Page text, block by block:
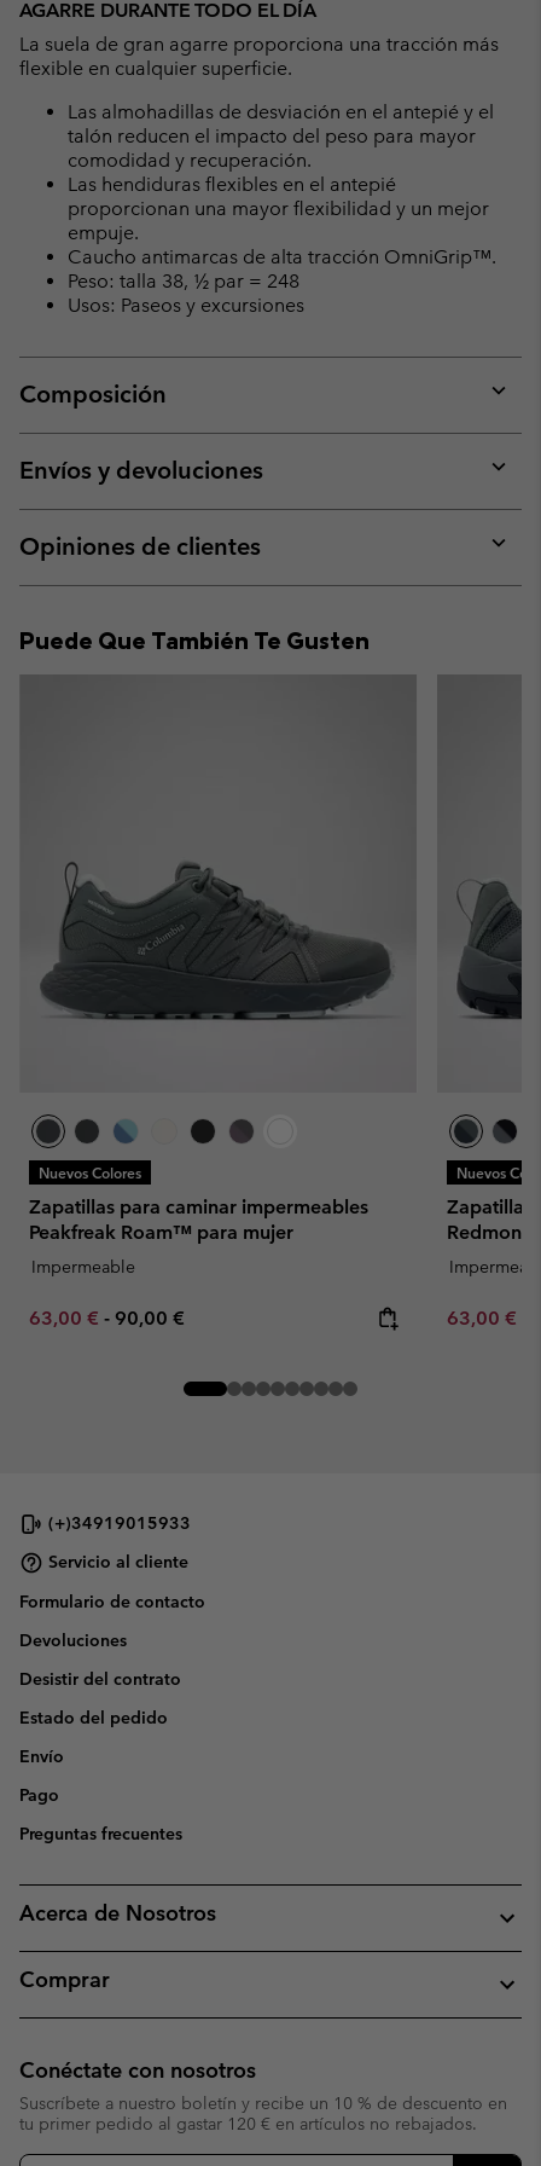
AGARRE DURANTE TODO EL DÍA
La suela de gran agarre proporciona una tracción más
flexible en cualquier superficie.
Las almohadillas de desviación en el antepié y el
talón reducen el impacto del peso para mayor
comodidad y recuperación.
Las hendiduras flexibles en el antepié
proporcionan una mayor flexibilidad y un mejor
empuje.
Caucho antimarcas de alta tracción OmniGrip™.
Peso: talla 38, ½ par = 248
Usos: Paseos y excursiones
Composición
or
Envíos y devoluciones
or
Opiniones de clientes
or
Puede Que También Te Gusten
Nuevos Colores
Zapatillas para caminar impermeables
Peakfreak Roam™ para mujer
Impermeable
Minimum sale price:
63,00 € - Maximum price:
90,00 €
Nuevos
Zapatillas
Minimum
63,00 €
(+)34919015933
Servicio al cliente
Formulario de contacto
Devoluciones
Desistir del contrato
Estado del pedido
Envío
Pago
Preguntas frecuentes
Acerca de Nosotros
Comprar
Conéctate con nosotros
Suscríbete a nuestro boletín y recibe un 10 % de descuento en
tu primer pedido al gastar 120 € en artículos no rebajados.